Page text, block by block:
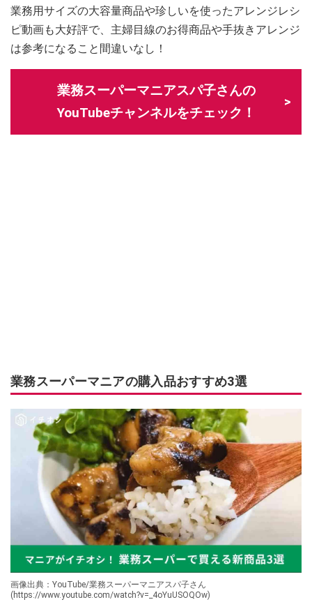
業務用サイズの大容量商品や珍しいを使ったアレンジレシ
ピ動画も大好評で、主婦目線のお得商品や手抜きアレンジ
は参考になること間違いなし！
業務スーパーマニアスパ子さんの
YouTubeチャンネルをチェック！
業務スーパーマニアの購入品おすすめ3選
画像出典：YouTube/業務スーパーマニアスパ子さん
(https://www.youtube.com/watch?v=_4oYuUSOQOw)